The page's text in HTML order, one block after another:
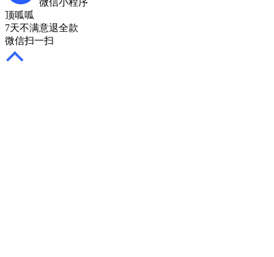
微信小程序
顶呱呱
7天不满意退全款
微信扫一扫